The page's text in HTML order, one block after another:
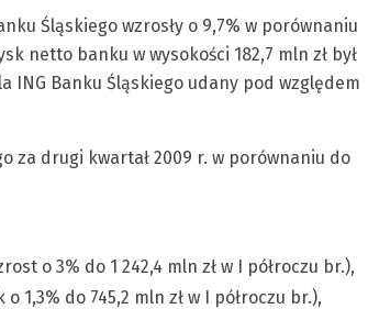
Śląskiego wzrosły o 9,7% w porównaniu
netto banku w wysokości 182,7 mln zł był
ING Banku Śląskiego udany pod względem
za drugi kwartał 2009 r. w porównaniu do
o 3% do 1 242,4 mln zł w I półroczu br.),
1,3% do 745,2 mln zł w I półroczu br.),